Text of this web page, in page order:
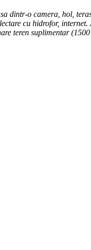
dintr-o camera, hol,
cu hidrofor,
teren suplimentar